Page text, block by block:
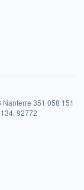
351 058 151
92772